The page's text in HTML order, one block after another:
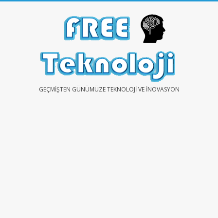
FREEGEÇMIŞTEN GÜNÜMÜZE TEKNOLOJI VE İNOVASYON